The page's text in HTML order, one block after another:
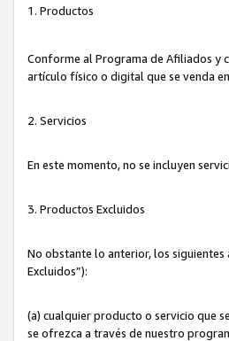
1. Productos
Conforme al Programa de Afiliados y
artículo físico o digital que se venda
2. Servicios
En este momento, no se incluyen
3. Productos Excluidos
No obstante lo anterior, los
Excluidos”):
(a) cualquier producto o servicio que
se ofrezca a través de nuestro